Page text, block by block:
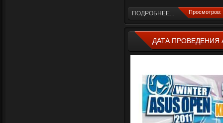
ПОДРОБНЕЕ...
ДАТА ПРОВЕДЕНИЯ